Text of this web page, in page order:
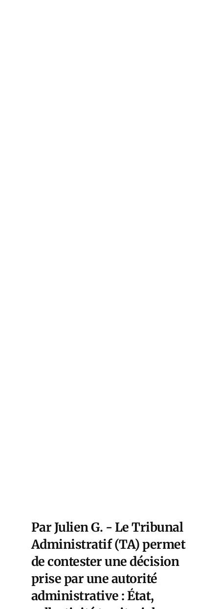
Par Julien G. - Le Tribunal
Administratif (TA) permet
de contester une décision
prise par une autorité
administrative : État,